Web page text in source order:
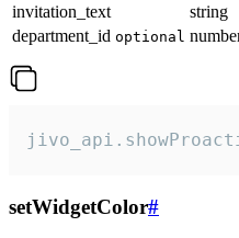
invitation_text
string
department_id optional
setWidgetColor#